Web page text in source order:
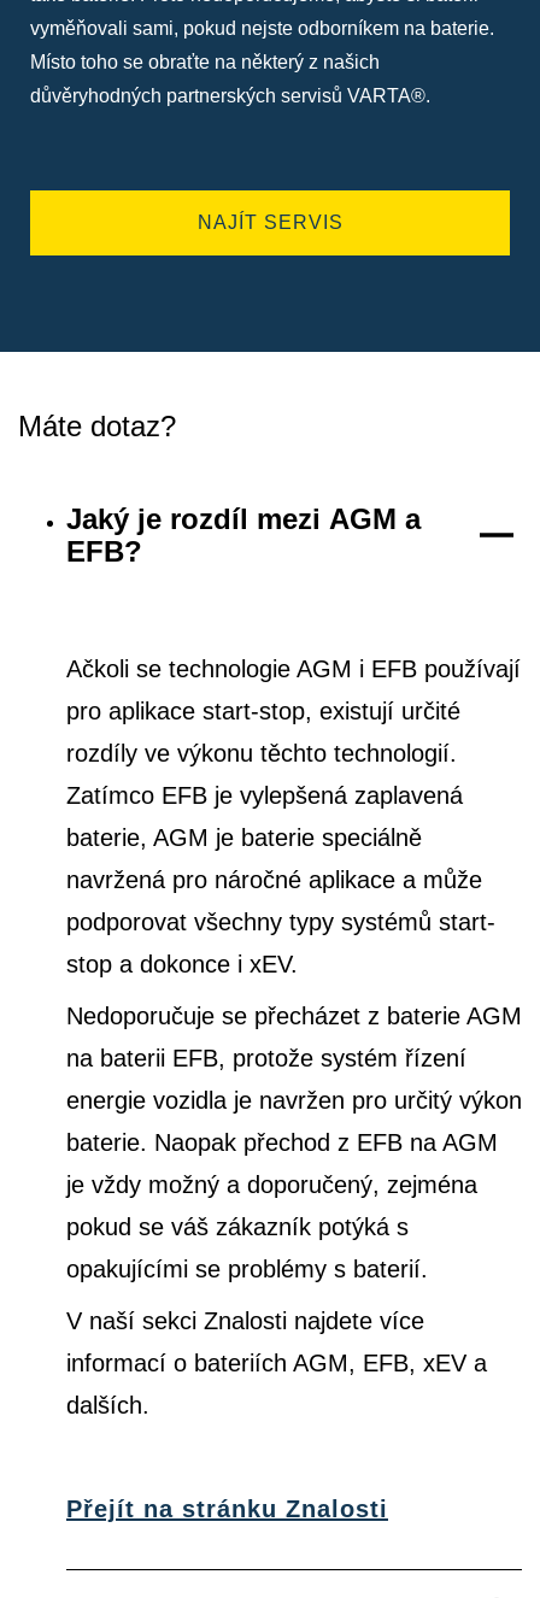
vyměňovali sami, pokud nejste odborníkem na baterie.
Místo toho se obraťte na některý z našich
důvěryhodných partnerských servisů VARTA®.
NAJÍT SERVIS
Máte dotaz?
Jaký je rozdíl mezi AGM a
EFB?
Ačkoli se technologie AGM i EFB používají
pro aplikace start-stop, existují určité
rozdíly ve výkonu těchto technologií.
Zatímco EFB je vylepšená zaplavená
baterie, AGM je baterie speciálně
navržená pro náročné aplikace a může
podporovat všechny typy systémů start-
stop a dokonce i xEV.
Nedoporučuje se přecházet z baterie AGM
na baterii EFB, protože systém řízení
energie vozidla je navržen pro určitý výkon
baterie. Naopak přechod z EFB na AGM
je vždy možný a doporučený, zejména
pokud se váš zákazník potýká s
opakujícími se problémy s baterií.
V naší sekci Znalosti najdete více
informací o bateriích AGM, EFB, xEV a
dalších.
Přejít na stránku Znalosti